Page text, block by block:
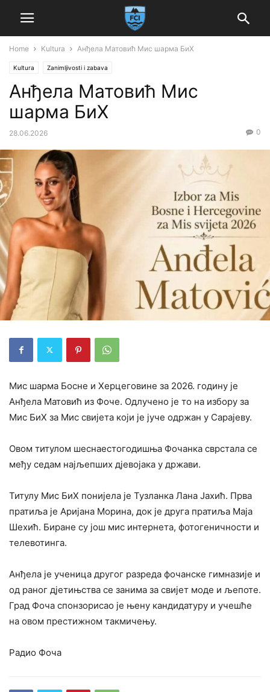
Home Kultura Анђела Матовић Мис шарма БиХ
Kultura Zanimljivosti i zabava
Анђела Матовић Мис
шарма БиХ
28.06.2026 0
Мис шарма Босне и Херцеговине за 2026. годину је
Анђела Матовић из Фоче. Одлучено је то на избору за
Мис БиХ за Мис свијета који је јуче одржан у Сарајеву.
Овом титулом шеснаестогодишња Фочанка сврстала се
међу седам најљепших дјевојака у држави.
Титулу Мис БиХ понијела је Тузланка Лана Јахић. Прва
пратиља је Аријана Морина, док је друга пратиља Маја
Шехић. Биране су још мис интернета, фотогеничности и
телевотинга.
Анђела је ученица другог разреда фочанске гимназије и
од раног дјетињства се занима за свијет моде и љепоте.
Град Фоча спонзорисао је њену кандидатуру и учешће
на овом престижном такмичењу.
Радио Фоча